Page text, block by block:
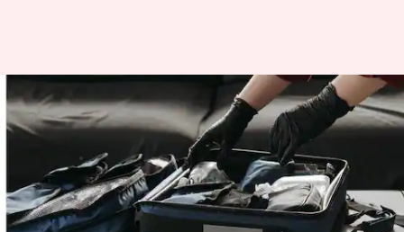
मानसून के दौरान आपातकालीन किट
में रखें ये चीजें, आएगीं काम
Jul 08, 2026 05:01 pm
क्या है खबर?